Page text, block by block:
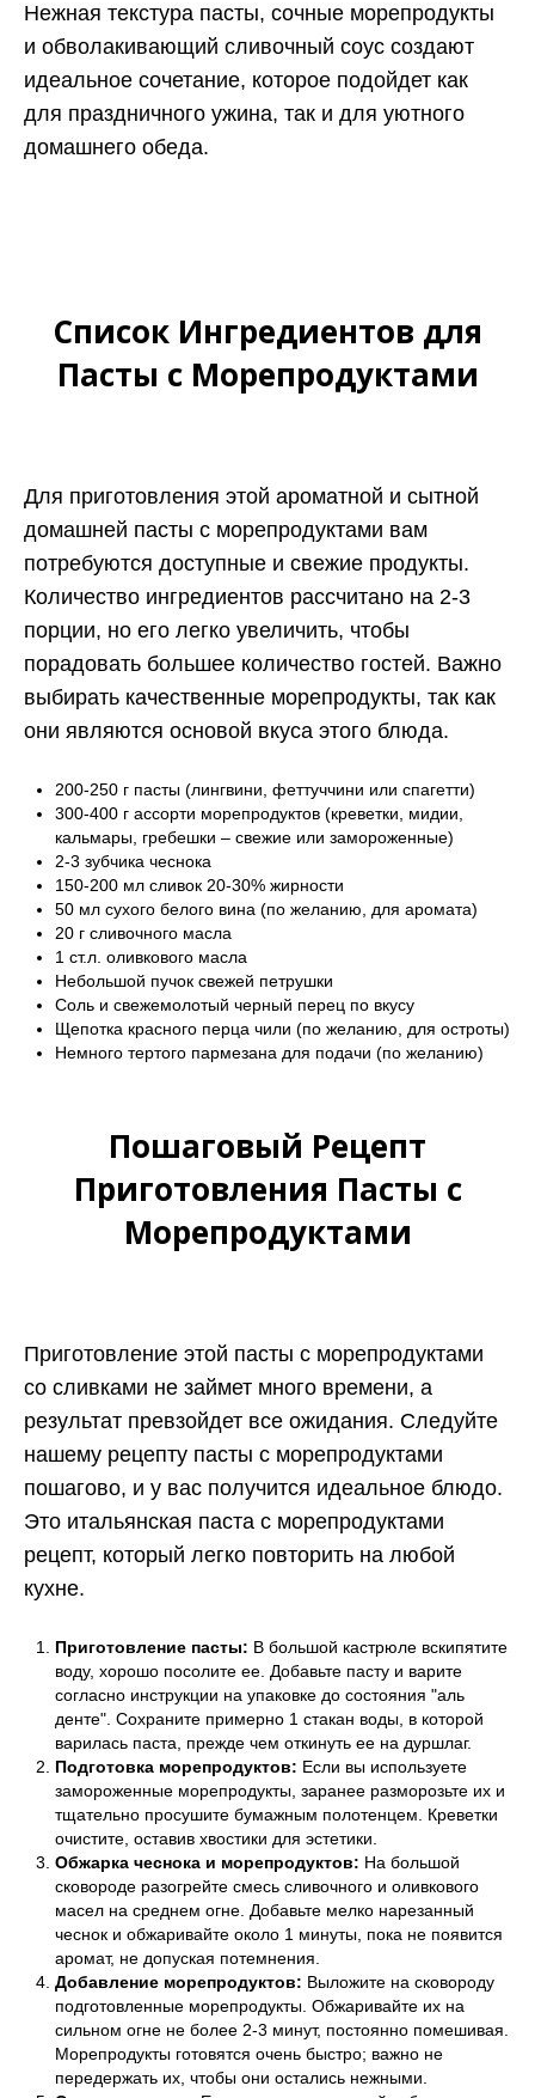
Нежная текстура пасты, сочные морепродукты
и обволакивающий сливочный соус создают
идеальное сочетание, которое подойдет как
для праздничного ужина, так и для уютного
домашнего обеда.
Список Ингредиентов для
Пасты с Морепродуктами
Для приготовления этой ароматной и сытной
домашней пасты с морепродуктами вам
потребуются доступные и свежие продукты.
Количество ингредиентов рассчитано на 2-3
порции, но его легко увеличить, чтобы
порадовать большее количество гостей. Важно
выбирать качественные морепродукты, так как
они являются основой вкуса этого блюда.
200-250 г пасты (лингвини, феттуччини или спагетти)
300-400 г ассорти морепродуктов (креветки, мидии,
кальмары, гребешки – свежие или замороженные)
2-3 зубчика чеснока
150-200 мл сливок 20-30% жирности
50 мл сухого белого вина (по желанию, для аромата)
20 г сливочного масла
1 ст.л. оливкового масла
Небольшой пучок свежей петрушки
Соль и свежемолотый черный перец по вкусу
Щепотка красного перца чили (по желанию, для остроты)
Немного тертого пармезана для подачи (по желанию)
Пошаговый Рецепт
Приготовления Пасты с
Морепродуктами
Приготовление этой пасты с морепродуктами
со сливками не займет много времени, а
результат превзойдет все ожидания. Следуйте
нашему рецепту пасты с морепродуктами
пошагово, и у вас получится идеальное блюдо.
Это итальянская паста с морепродуктами
рецепт, который легко повторить на любой
кухне.
Приготовление пасты: В большой кастрюле вскипятите
воду, хорошо посолите ее. Добавьте пасту и варите
согласно инструкции на упаковке до состояния "аль
денте". Сохраните примерно 1 стакан воды, в которой
варилась паста, прежде чем откинуть ее на дуршлаг.
Подготовка морепродуктов: Если вы используете
замороженные морепродукты, заранее разморозьте их и
тщательно просушите бумажным полотенцем. Креветки
очистите, оставив хвостики для эстетики.
Обжарка чеснока и морепродуктов: На большой
сковороде разогрейте смесь сливочного и оливкового
масел на среднем огне. Добавьте мелко нарезанный
чеснок и обжаривайте около 1 минуты, пока не появится
аромат, не допуская потемнения.
Добавление морепродуктов: Выложите на сковороду
подготовленные морепродукты. Обжаривайте их на
сильном огне не более 2-3 минут, постоянно помешивая.
Морепродукты готовятся очень быстро; важно не
передержать их, чтобы они остались нежными.